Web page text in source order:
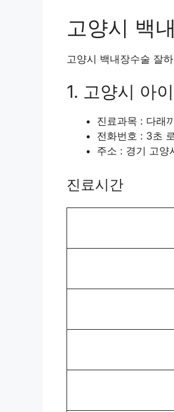
고양시 백
고양시 백내장수술 잘
1. 고양시 아
진료과목 : 다래
전화번호 : 3초
주소 : 경기 고양
진료시간